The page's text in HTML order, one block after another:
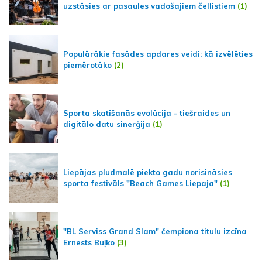
uzstāsies ar pasaules vadošajiem čellistiem (1)
Populārākie fasādes apdares veidi: kā izvēlēties
piemērotāko (2)
Sporta skatīšanās evolūcija - tiešraides un
digitālo datu sinerģija (1)
Liepājas pludmalē piekto gadu norisināsies
sporta festivāls "Beach Games Liepaja" (1)
"BL Serviss Grand Slam" čempiona titulu izcīna
Ernests Buļko (3)